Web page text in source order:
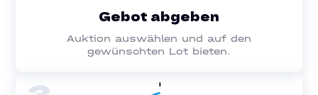
Gebot abgeben
Auktion auswählen und auf den
gewünschten Lot bieten.